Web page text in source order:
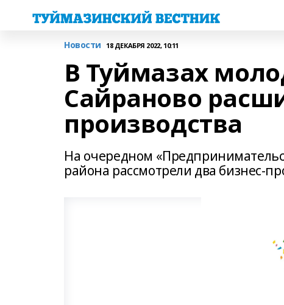
Новости 18 ДЕКАБРЯ 2022, 10:11
В Туймазах
Сайраново
производства
На очередном
района рассмотрели два бизнес-